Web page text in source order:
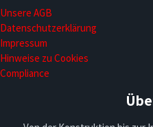
Unsere AGB
Datenschutzerklärung
Impressum
Hinweise zu Cookies
Compliance